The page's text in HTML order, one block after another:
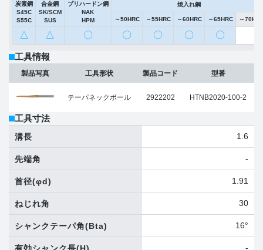
炭素鋼
S45C
S55C
合金鋼
SK/SCM
SUS
プリハードン鋼
NAK
HPM
焼入れ鋼
～50HRC ～55HRC ～60HRC ～65HRC ～
△ △ 〇 〇 〇 〇 〇
工具情報
製品写真 工具形状
テーパネックボール
製品コード
2922202
型番
HTNB2020-100-2
工具寸法
溝長 1.6
先端角 -
首径(φd) 1.91
ねじれ角 30
シャンクテーパ角(Bta) 16°
有効シャンク長(H) -